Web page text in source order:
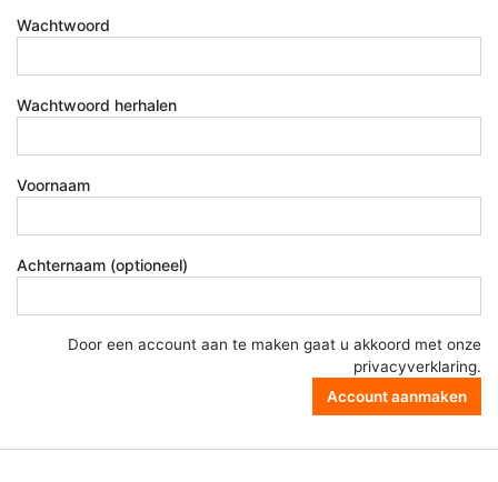
Wachtwoord
Wachtwoord herhalen
Voornaam
Achternaam (optioneel)
Door een account aan te maken gaat u akkoord met onze
privacyverklaring.
Account aanmaken